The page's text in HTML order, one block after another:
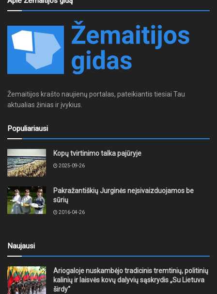
Žemaitijos krašto naujienų portalas, pateikiantis tiesiai Tau
aktualias žinias ir įvykius.
Populiariausi
Kopų tvirtinimo talka pajūryje
2025-09-26
Pakražantiškių Jurginės neįsivaizduojamos be
sūrių
2016-04-26
Naujausi
Ariogaloje nuskambėjo tradicinis tremtinių, politinių
kalinių ir laisvės kovų dalyvių sąskrydis „Su Lietuva
širdy“